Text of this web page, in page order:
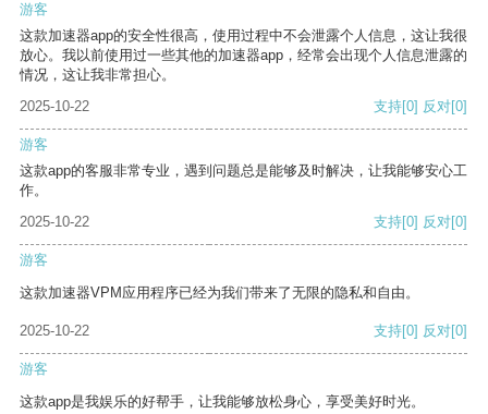
游客
这款加速器app的安全性很高，使用过程中不会泄露个人信息，这让我很
放心。我以前使用过一些其他的加速器app，经常会出现个人信息泄露的
情况，这让我非常担心。
2025-10-22
支持[0] 反对[0]
游客
这款app的客服非常专业，遇到问题总是能够及时解决，让我能够安心工
作。
2025-10-22
支持[0] 反对[0]
游客
这款加速器VPM应用程序已经为我们带来了无限的隐私和自由。
2025-10-22 支持[0] 反对[0]
游客
这款app是我娱乐的好帮手，让我能够放松身心，享受美好时光。